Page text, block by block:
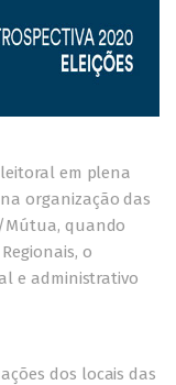
em plena
organização das
Mútua, quando
o
e administrativo
dos locais das